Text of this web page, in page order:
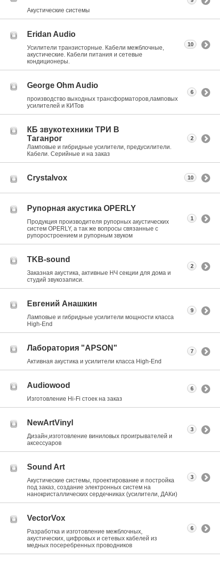
Акустические системы
Eridan Audio
Усилители транзисторные. Кабели межблочные,
акустические. Кабели питания и сетевые
кондиционеры.
10
George Ohm Audio
производство выходных трансформаторов,ламповых
усилителей и КИТов
6
КБ звукотехники ТРИ В
Таганрог
Ламповые и гибридные усилители, предусилители.
Кабели. Серийные и на заказ
2
Crystalvox 10
Рупорная акустика OPERLY
Продукция производителя рупорных акустических
систем OPERLY, а так же вопросы связанные с
рупоростроением и рупорным звуком
1
TKB-sound
Заказная акустика, активные НЧ секции для дома и
студий звукозаписи.
2
Евгений Анашкин
Ламповые и гибридные усилители мощности класса
High-End
9
Лаборатория "APSON"
Активная акустика и усилители класса Нigh-End
7
Audiowood
Изготовление Hi-Fi стоек на заказ
6
NewArtVinyl
Дизайн,изготовление виниловых проигрывателей и
аксессуаров
3
Sound Art
Акустические системы, проектирование и постройка
под заказ, создание электронных систем на
нанокристаллических сердечниках (усилители, ДАКи)
3
VectorVox
Разработка и изготовление межблочных,
акустических, цифровых и сетевых кабелей из
медных посеребренных проводников
6